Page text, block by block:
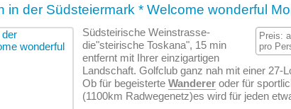
in der Südsteiermark * Welcome wonderful
Preis:
pro
Südsteirische Weinstrasse-
die"steirische Toskana", 15 min
entfernt mit Ihrer einzigartigen
Landschaft. Golfclub ganz nah mit einer 27-
Ob für begeisterte Wanderer oder für
(1100km Radwegenetz)es wird für jeden